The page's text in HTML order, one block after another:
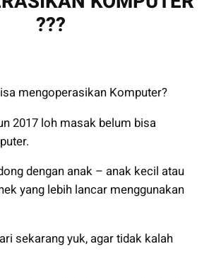
???
mengoperasikan Komputer?
2017 loh masak belum bisa
dengan anak – anak kecil atau
yang lebih lancar menggunakan
sekarang yuk, agar tidak kalah